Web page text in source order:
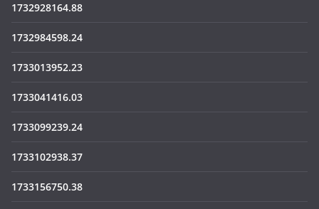
1732928164.88
1732984598.24
1733013952.23
1733041416.03
1733099239.24
1733102938.37
1733156750.38